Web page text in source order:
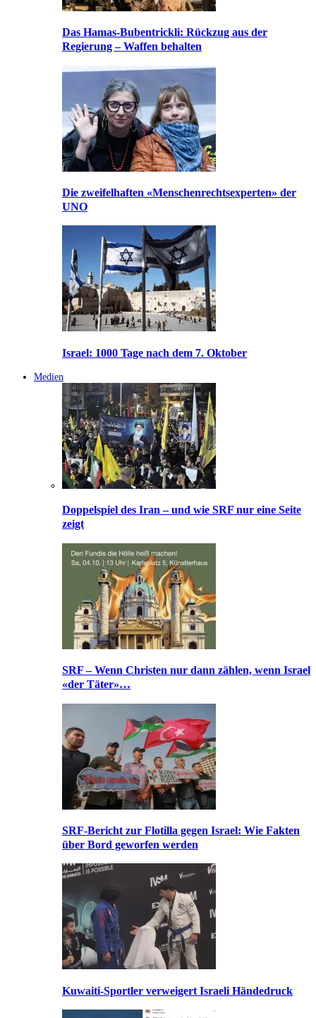
Das Hamas-Bubentrickli: Rückzug aus der
Regierung – Waffen behalten
Die zweifelhaften «Menschenrechtsexperten» der
UNO
Israel: 1000 Tage nach dem 7. Oktober
Medien
Doppelspiel des Iran – und wie SRF nur eine Seite
zeigt
SRF – Wenn Christen nur dann zählen, wenn Israel
«der Täter»…
SRF-Bericht zur Flotilla gegen Israel: Wie Fakten
über Bord geworfen werden
Kuwaiti-Sportler verweigert Israeli Händedruck